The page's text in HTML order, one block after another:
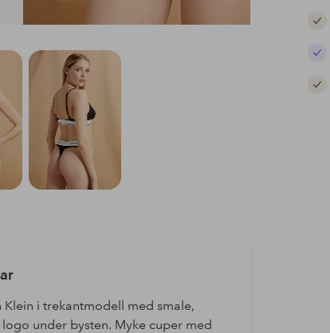
i trekantmodell med smale,
under bysten. Myke cuper med